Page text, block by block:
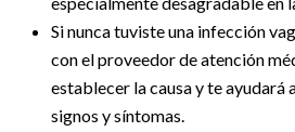
Si nunca tuviste una infección
con el proveedor de atención
establecer la causa y te ayudará
signos y síntomas.